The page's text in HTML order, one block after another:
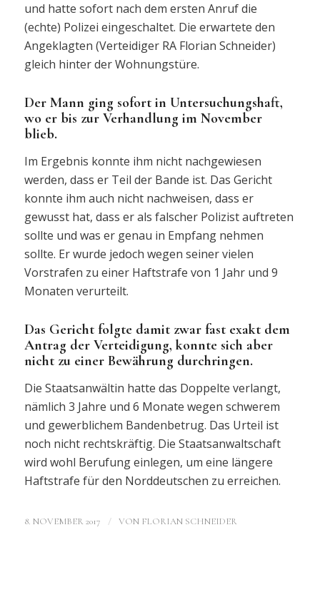
und hatte sofort nach dem ersten Anruf die
(echte) Polizei eingeschaltet. Die erwartete den
Angeklagten (Verteidiger RA Florian Schneider)
gleich hinter der Wohnungstüre.
Der Mann ging sofort in Untersuchungshaft,
wo er bis zur Verhandlung im November
blieb.
Im Ergebnis konnte ihm nicht nachgewiesen
werden, dass er Teil der Bande ist. Das Gericht
konnte ihm auch nicht nachweisen, dass er
gewusst hat, dass er als falscher Polizist auftreten
sollte und was er genau in Empfang nehmen
sollte. Er wurde jedoch wegen seiner vielen
Vorstrafen zu einer Haftstrafe von 1 Jahr und 9
Monaten verurteilt.
Das Gericht folgte damit zwar fast exakt dem
Antrag der Verteidigung, konnte sich aber
nicht zu einer Bewährung durchringen.
Die Staatsanwältin hatte das Doppelte verlangt,
nämlich 3 Jahre und 6 Monate wegen schwerem
und gewerblichem Bandenbetrug. Das Urteil ist
noch nicht rechtskräftig. Die Staatsanwaltschaft
wird wohl Berufung einlegen, um eine längere
Haftstrafe für den Norddeutschen zu erreichen.
8. NOVEMBER 2017 / VON FLORIAN SCHNEIDER